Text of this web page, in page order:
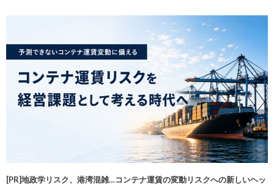
[PR]地政学リスク、港湾混雑…コンテナ運賃の変動リスクへの新しいヘッ